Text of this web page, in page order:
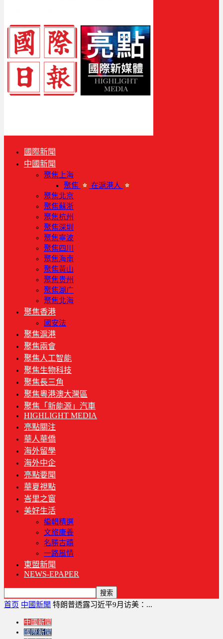
國際新聞
中國新聞
聚焦上海
聚焦
在滬港人
聚焦北京
聚焦蘇浙
聚焦杭州
聚焦深圳
聚焦寧波
聚焦四川
聚焦海南
聚焦黃山
聚焦贵州
聚焦湖广
聚焦北海
聚焦香港
國安法
聚焦滬港
聚焦兩會
聚焦人工智能
聚焦生物科技
聚焦長三角
聚焦粵港澳大灣區
聚焦「新能源」汽車
HIGHLIGHT MEDIA
亮點關注
華人華僑
海外留學
海外中企
亮點要聞
華夏視點
峇里之窗
美好生活
編輯精選
文旅康養
名勝古蹟
一路風情
東盟新聞
NEWS-EPAPER
首页 中國新聞 特朗普透露习近平9月访美：...
中國新聞
國際新聞